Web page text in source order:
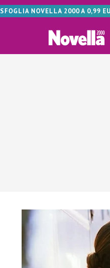
SFOGLIA NOVELLA 2000 A 0,99